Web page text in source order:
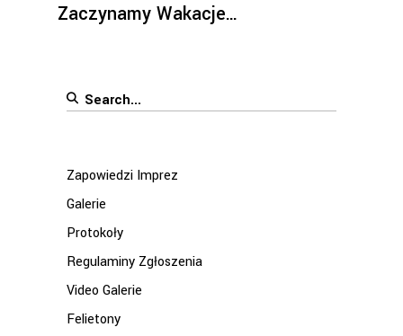
Zaczynamy Wakacje…
Search
Zapowiedzi Imprez
Galerie
Protokoły
Regulaminy Zgłoszenia
Video Galerie
Felietony